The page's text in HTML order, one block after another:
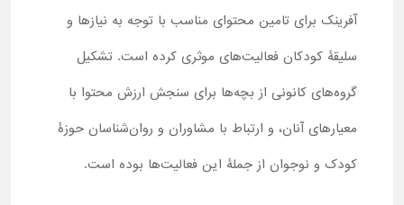
آفرینک برای تامین محتوای مناسب با توجه به نیازها و
سلیقۀ کودکان فعالیت‌های موثری کرده است. تشکیل
گروه‌های کانونی از بچه‌ها برای سنجش ارزش محتوا با
معیارهای آنان، و ارتباط با مشاوران و روان‌شناسان حوزۀ
کودک و نوجوان از جملۀ این فعالیت‌ها بوده است.